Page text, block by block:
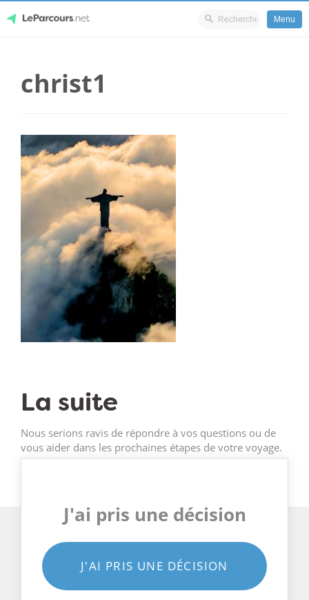
content
Menu
christ1
La suite
Nous serions ravis de répondre à vos questions ou de
vous aider dans les prochaines étapes de votre voyage.
J'ai pris une décision
J'AI PRIS UNE DÉCISION